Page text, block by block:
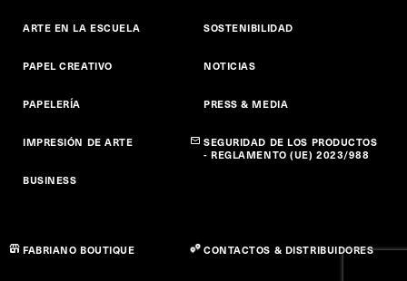
ARTE EN LA ESCUELA
PAPEL CREATIVO
PAPELERÍA
IMPRESIÓN DE ARTE
BUSINESS
SOSTENIBILIDAD
NOTICIAS
PRESS & MEDIA
SEGURIDAD DE LOS PRODUCTOS
- REGLAMENTO (UE) 2023/988
FABRIANO BOUTIQUE CONTACTOS & DISTRIBUIDORES